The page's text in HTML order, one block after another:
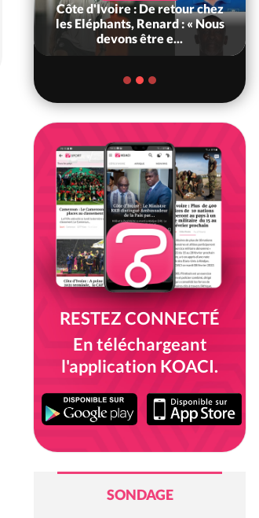
Côte d'Ivoire : De retour chez
les Eléphants, Renard : « Nous
devons être e...
RESTEZ CONNECTÉ
En téléchargeant
l'application KOACI.
SONDAGE